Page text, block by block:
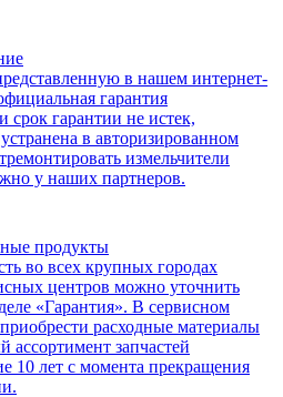
в нашем интернет-
гарантия
срок гарантии не истек,
в авторизированном
измельчители
у наших партнеров.
продукты
во всех крупных городах
центров можно уточнить
«Гарантия». В сервисном
расходные материалы
ассортимент запчастей
10 лет с момента прекращения